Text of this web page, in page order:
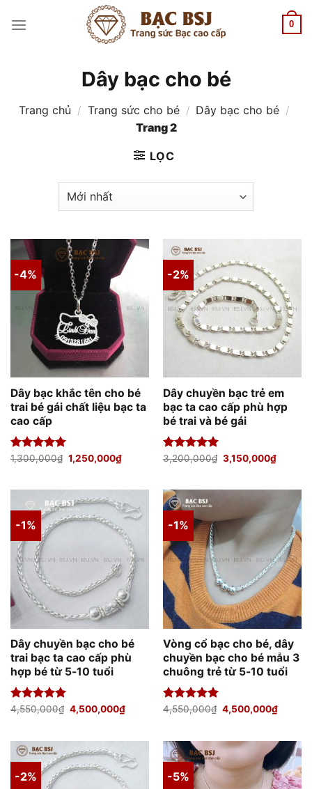
đến
0
Dây bạc cho bé
Trang chủ / Trang sức cho bé / Dây bạc cho bé /
Trang 2
LỌC
-4%
Dây bạc khắc tên cho bé
trai bé gái chất liệu bạc ta
cao cấp
Được xếp
1,300,000₫ Giá
gốc
1,250,000₫Giá
hiện
1,250,000₫.
-2%
Dây chuyền bạc trẻ em
bạc ta cao cấp phù hợp
bé trai và bé gái
Được xếp
3,200,000₫ Giá
gốc
3,150,000₫Giá
hiện
-1%
Dây chuyền bạc cho bé
trai bạc ta cao cấp phù
hợp bé từ 5-10 tuổi
Được xếp
4,550,000₫ Giá
gốc
4,500,000₫Giá
hiện
4,500,000₫.
-1%
Vòng cổ bạc cho bé, dây
chuyền bạc cho bé mẫu 3
chuông trẻ từ 5-10 tuổi
Được xếp
4,550,000₫ Giá
gốc
4,500,000₫Giá
hiện
-2% -5%